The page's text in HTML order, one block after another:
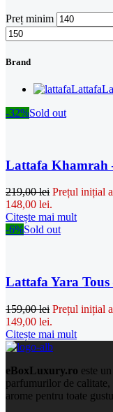
Preț minim
Brand
Lattafa
-32%Sold out
Lattafa Khamrah
219,00lei Prețul inițial
148,00 lei.
Citește mai mult
-6%Sold out
Lattafa Yara
159,00lei Prețul inițial
149,00 lei.
Citește mai mult
eBoxLuxury.ro este
parfumurilor de
arome pentru toate